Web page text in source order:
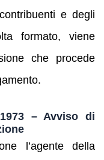
e degli
formato, viene
che procede
– Avviso di
l’agente della